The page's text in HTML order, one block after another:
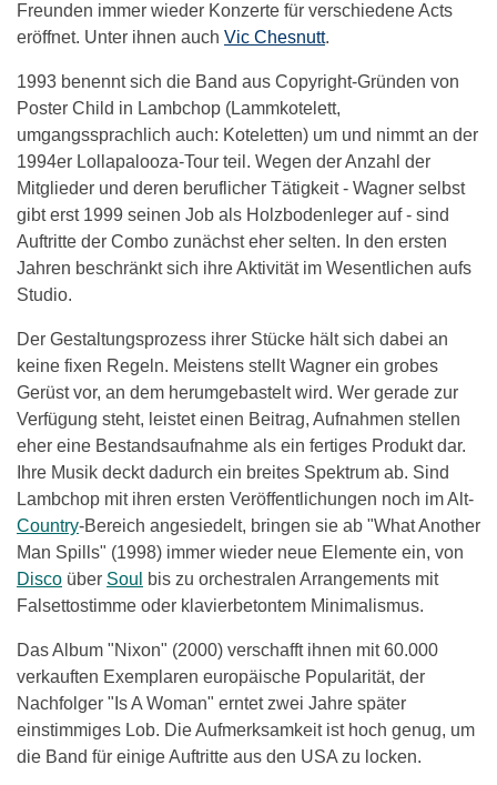
Freunden immer wieder Konzerte für verschiedene Acts
eröffnet. Unter ihnen auch Vic Chesnutt.
1993 benennt sich die Band aus Copyright-Gründen von
Poster Child in Lambchop (Lammkotelett,
umgangssprachlich auch: Koteletten) um und nimmt an der
1994er Lollapalooza-Tour teil. Wegen der Anzahl der
Mitglieder und deren beruflicher Tätigkeit - Wagner selbst
gibt erst 1999 seinen Job als Holzbodenleger auf - sind
Auftritte der Combo zunächst eher selten. In den ersten
Jahren beschränkt sich ihre Aktivität im Wesentlichen aufs
Studio.
Der Gestaltungsprozess ihrer Stücke hält sich dabei an
keine fixen Regeln. Meistens stellt Wagner ein grobes
Gerüst vor, an dem herumgebastelt wird. Wer gerade zur
Verfügung steht, leistet einen Beitrag, Aufnahmen stellen
eher eine Bestandsaufnahme als ein fertiges Produkt dar.
Ihre Musik deckt dadurch ein breites Spektrum ab. Sind
Lambchop mit ihren ersten Veröffentlichungen noch im Alt-
Country-Bereich angesiedelt, bringen sie ab "What Another
Man Spills" (1998) immer wieder neue Elemente ein, von
Disco über Soul
bis zu orchestralen Arrangements mit
Falsettostimme oder klavierbetontem Minimalismus.
Das Album "Nixon" (2000) verschafft ihnen mit 60.000
verkauften Exemplaren europäische Popularität, der
Nachfolger "Is A Woman" erntet zwei Jahre später
einstimmiges Lob. Die Aufmerksamkeit ist hoch genug, um
die Band für einige Auftritte aus den USA zu locken.